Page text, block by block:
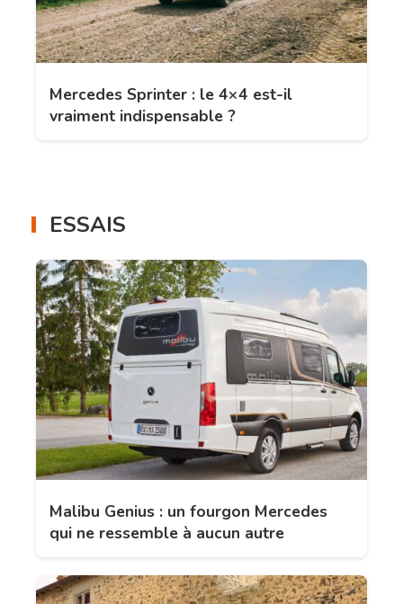
Mercedes Sprinter : le 4×4 est-il
vraiment indispensable ?
ESSAIS
Malibu Genius : un fourgon Mercedes
qui ne ressemble à aucun autre